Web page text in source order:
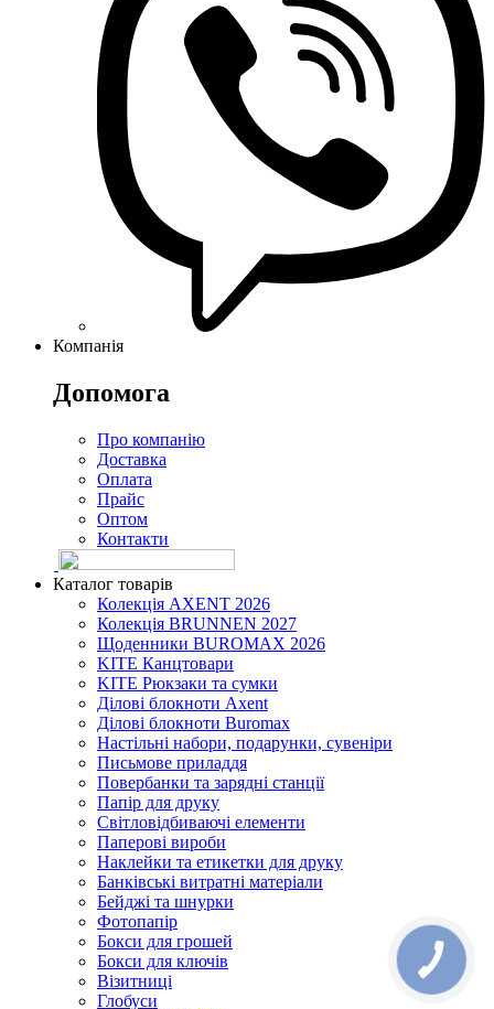
Компанія
Допомога
Про компанію
Доставка
Оплата
Прайс
Оптом
Контакти
Каталог товарів
Колекція AXENT 2026
Колекція BRUNNEN 2027
Щоденники BUROMAX 2026
KITE Канцтовари
KITE Рюкзаки та сумки
Ділові блокноти Axent
Ділові блокноти Buromax
Настільні набори, подарунки, сувеніри
Письмове приладдя
Повербанки та зарядні станції
Папір для друку
Світловідбиваючі елементи
Паперові вироби
Наклейки та етикетки для друку
Банківські витратні матеріали
Бейджі та шнурки
Фотопапір
Бокси для грошей
Бокси для ключів
Візитниці
Глобуси